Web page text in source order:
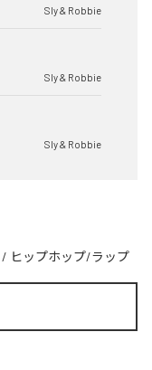
Sly & Robbie
Sly & Robbie
Sly & Robbie
/ ヒップホップ/ラップ